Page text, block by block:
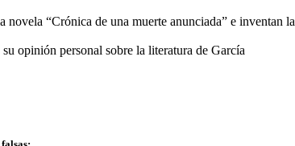
novela “Crónica de una muerte anunciada” e inventan la
opinión personal sobre la literatura de García